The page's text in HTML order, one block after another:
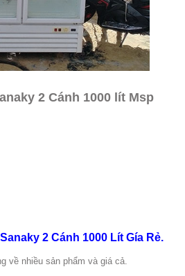
2 Cánh 1000 lít Msp
2 Cánh 1000 Lít Gía Rẻ.
về nhiều sản phẩm và giá cả.